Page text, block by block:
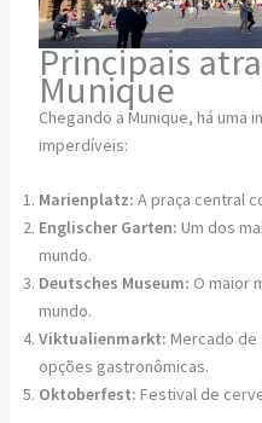
Principais
Munique
Chegando a Munique, há uma
imperdíveis:
Marienplatz: A praça central
Englischer Garten: Um dos
mundo.
Deutsches Museum: O maior
mundo.
Viktualienmarkt: Mercado
opções gastronômicas.
Oktoberfest: Festival de